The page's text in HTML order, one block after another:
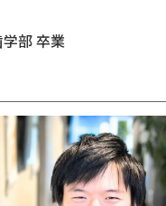
部 卒業